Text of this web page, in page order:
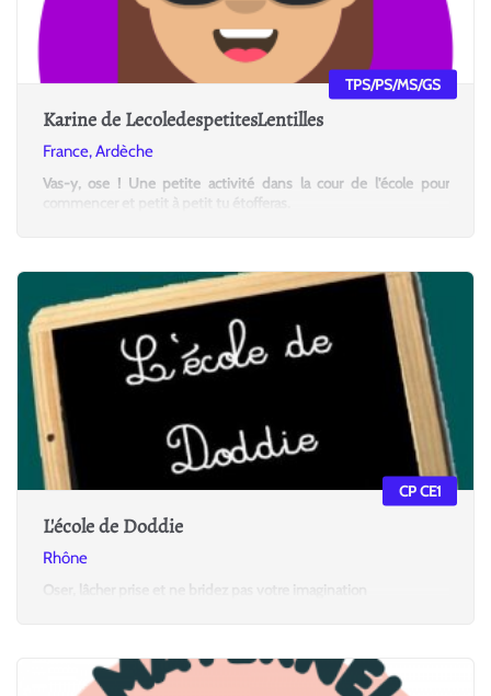
Karine de LecoledespetitesLentilles
France, Ardèche
Vas-y, ose ! Une petite activité dans la cour de l'école pour
commencer et petit à petit tu étofferas.
TPS/PS/MS/GS
L'école de Doddie
Rhône
Oser, lâcher prise et ne bridez pas votre imagination
CP CE1